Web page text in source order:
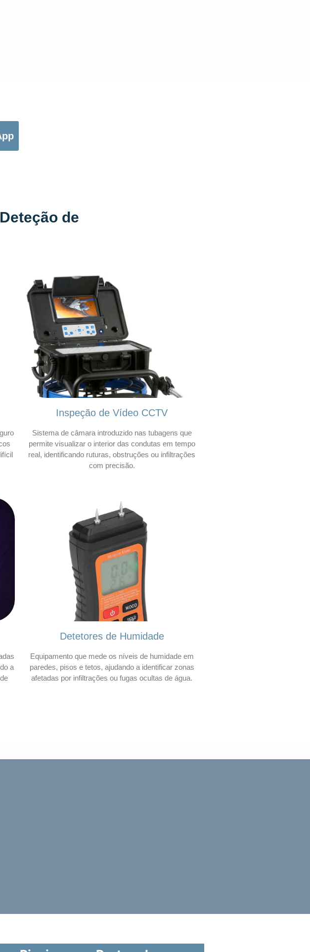
de
Inspeção de Vídeo CCTV
Sistema de câmara introduzido nas tubagens que
permite visualizar o interior das condutas em tempo
real, identificando ruturas, obstruções ou infiltrações
com precisão.
a
Detetores de Humidade
Equipamento que mede os níveis de humidade em
paredes, pisos e tetos, ajudando a identificar zonas
afetadas por infiltrações ou fugas ocultas de água.